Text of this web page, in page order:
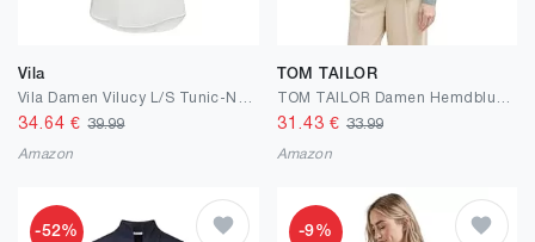
Vila
34.64 €39.99
Amazon
TOM TAILOR
31.43 € 33.99
Amazon
-52% -9%